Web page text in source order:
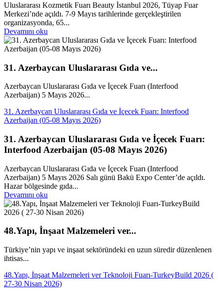
Uluslararası Kozmetik Fuarı Beauty İstanbul 2026, Tüyap Fuar
Merkezi’nde açıldı. 7-9 Mayıs tarihlerinde gerçekleştirilen
organizasyonda, 65...
Devamını oku
31. Azerbaycan Uluslararası Gıda ve...
Azerbaycan Uluslararası Gıda ve İçecek Fuarı (Interfood
Azerbaijan) 5 Mayıs 2026...
31. Azerbaycan Uluslararası Gıda ve İçecek Fuarı: Interfood
Azerbaijan (05-08 Mayıs 2026)
31. Azerbaycan Uluslararası Gıda ve İçecek Fuarı:
Interfood Azerbaijan (05-08 Mayıs 2026)
Azerbaycan Uluslararası Gıda ve İçecek Fuarı (Interfood
Azerbaijan) 5 Mayıs 2026 Salı günü Bakü Expo Center’de açıldı.
Hazar bölgesinde gıda...
Devamını oku
48.Yapı, İnşaat Malzemeleri ver...
Türkiye’nin yapı ve inşaat sektöründeki en uzun süredir düzenlenen
ihtisas...
48.Yapı, İnşaat Malzemeleri ver Teknoloji Fuarı-TurkeyBuild 2026 (
27-30 Nisan 2026)